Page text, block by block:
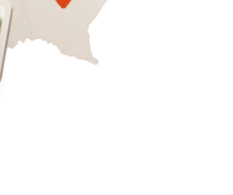
Zamów dietę!